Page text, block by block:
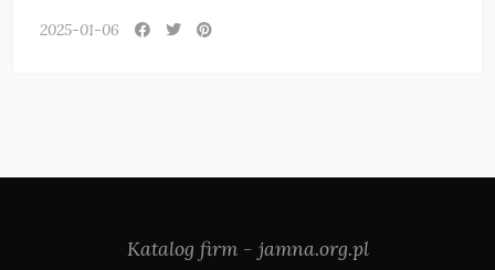
2025-01-06
Katalog firm - jamna.org.pl